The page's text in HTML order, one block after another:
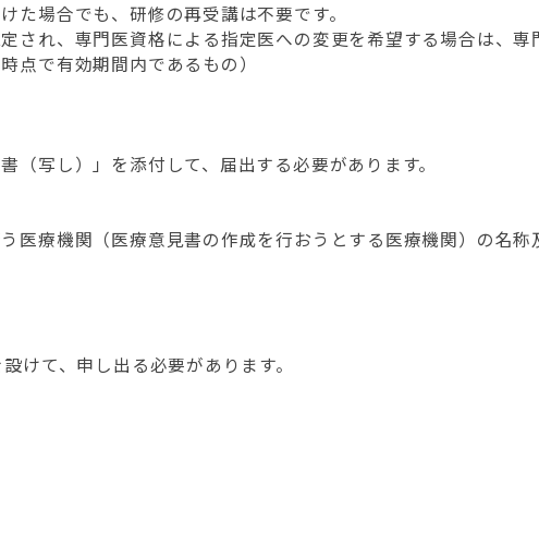
場合でも、研修の再受講は不要です。
され、専門医資格による指定医への変更を希望する場合は、専
点で有効期間内であるもの）
写し）」を添付して、届出する必要があります。
医療機関（医療意見書の作成を行おうとする医療機関）の名称
けて、申し出る必要があります。